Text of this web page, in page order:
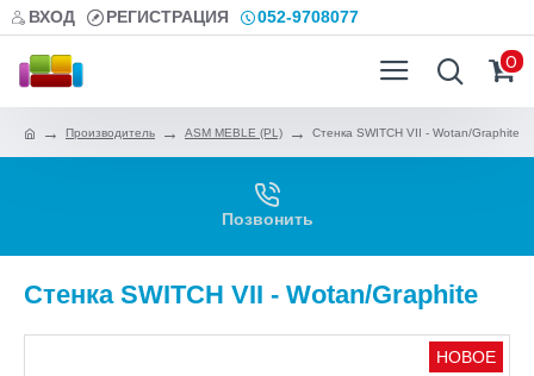
ВХОД РЕГИСТРАЦИЯ 052-9708077
0
Производитель ASM MEBLE (PL) Стенка SWITCH VII - Wotan/Graphite
Позвонить
Стенка SWITCH VII - Wotan/Graphite
НОВОЕ